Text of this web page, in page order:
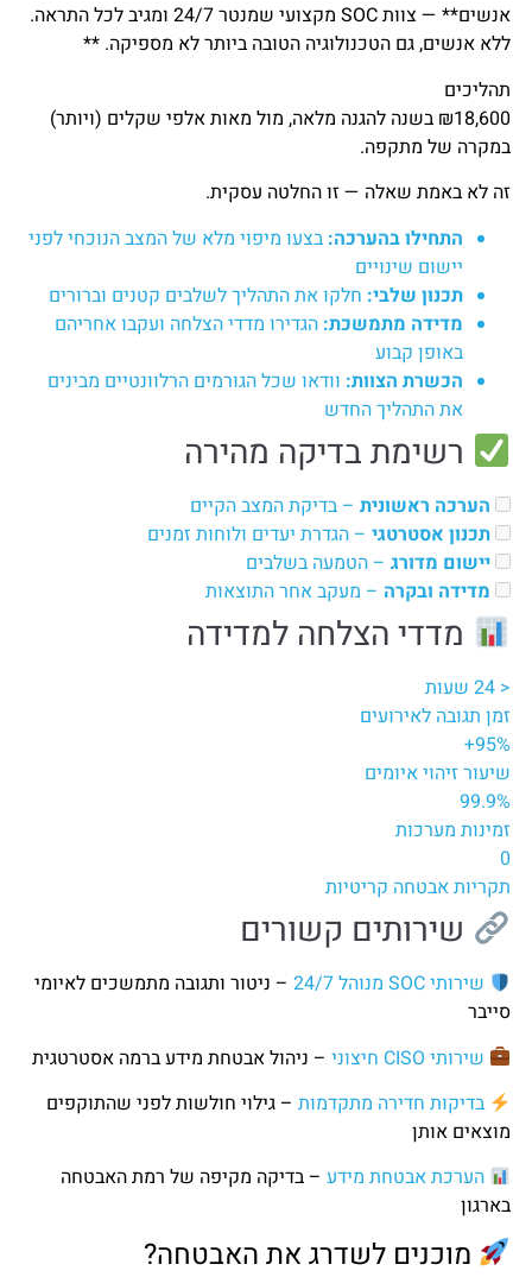
אנשים** — צוות SOC מקצועי שמנטר 24/7 ומגיב לכל התראה.
ללא אנשים, גם הטכנולוגיה הטובה ביותר לא מספיקה. **
תהליכים
₪18,600 בשנה להגנה מלאה, מול מאות אלפי שקלים (ויותר)
במקרה של מתקפה.
זה לא באמת שאלה — זו החלטה עסקית.
התחילו בהערכה: בצעו מיפוי מלא של המצב הנוכחי לפני
יישום שינויים
תכנון שלבי: חלקו את התהליך לשלבים קטנים וברורים
מדידה מתמשכת: הגדירו מדדי הצלחה ועקבו אחריהם
באופן קבוע
הכשרת הצוות: וודאו שכל הגורמים הרלוונטיים מבינים
את התהליך החדש
רשימת בדיקה מהירה
הערכה ראשונית– בדיקת המצב הקיים
תכנון אסטרטגי– הגדרת יעדים ולוחות זמנים
יישום מדורג– הטמעה בשלבים
מדידה ובקרה – מעקב אחר התוצאות
מדדי הצלחה למדידה
< 24 שעות
זמן תגובה לאירועים
95%+
שיעור זיהוי איומים
99.9%
זמינות מערכות
0
תקריות אבטחה קריטיות
שירותים קשורים
שירותי SOC מנוהל 24/7
– ניטור ותגובה מתמשכים לאיומי
סייבר
שירותי CISO חיצוני
– ניהול אבטחת מידע ברמה אסטרטגית
בדיקות חדירה מתקדמות – גילוי חולשות לפני שהתוקפים
מוצאים אותן
הערכת אבטחת מידע – בדיקה מקיפה של רמת האבטחה
בארגון
מוכנים לשדרג את האבטחה?